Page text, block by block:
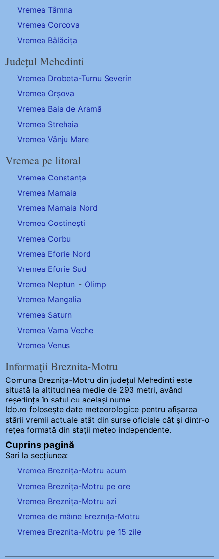
Vremea Tâmna
Vremea Corcova
Vremea Bălăcița
Județul Mehedinti
Vremea Drobeta-Turnu Severin
Vremea Orșova
Vremea Baia de Aramă
Vremea Strehaia
Vremea Vânju Mare
Vremea pe litoral
Vremea Constanța
Vremea Mamaia
Vremea Mamaia Nord
Vremea Costinești
Vremea Corbu
Vremea Eforie Nord
Vremea Eforie Sud
Vremea Neptun - Olimp
Vremea Mangalia
Vremea Saturn
Vremea Vama Veche
Vremea Venus
Informații Breznita-Motru
Comuna Breznița-Motru din județul Mehedinti este
situată la altitudinea medie de 293 metri, având
reședința în satul cu același nume.
Ido.ro folosește date meteorologice pentru afișarea
stării vremii actuale atât din surse oficiale cât și dintr-o
rețea formată din stații meteo independente.
Cuprins pagină
Sari la secțiunea:
Vremea Breznița-Motru acum
Vremea Breznița-Motru pe ore
Vremea Breznița-Motru azi
Vremea de mâine Breznița-Motru
Vremea Breznita-Motru pe 15 zile